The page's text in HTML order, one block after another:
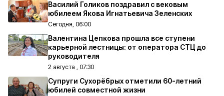
Василий Голиков поздравил с вековым
юбилеем Якова Игнатьевича Зеленских
Сегодня, 06:00
Валентина Цепкова прошла все ступени
карьерной лестницы: от оператора СТЦ до
руководителя
2 августа , 07:30
Супруги Сухорёбрых отметили 60-летний
юбилей совместной жизни